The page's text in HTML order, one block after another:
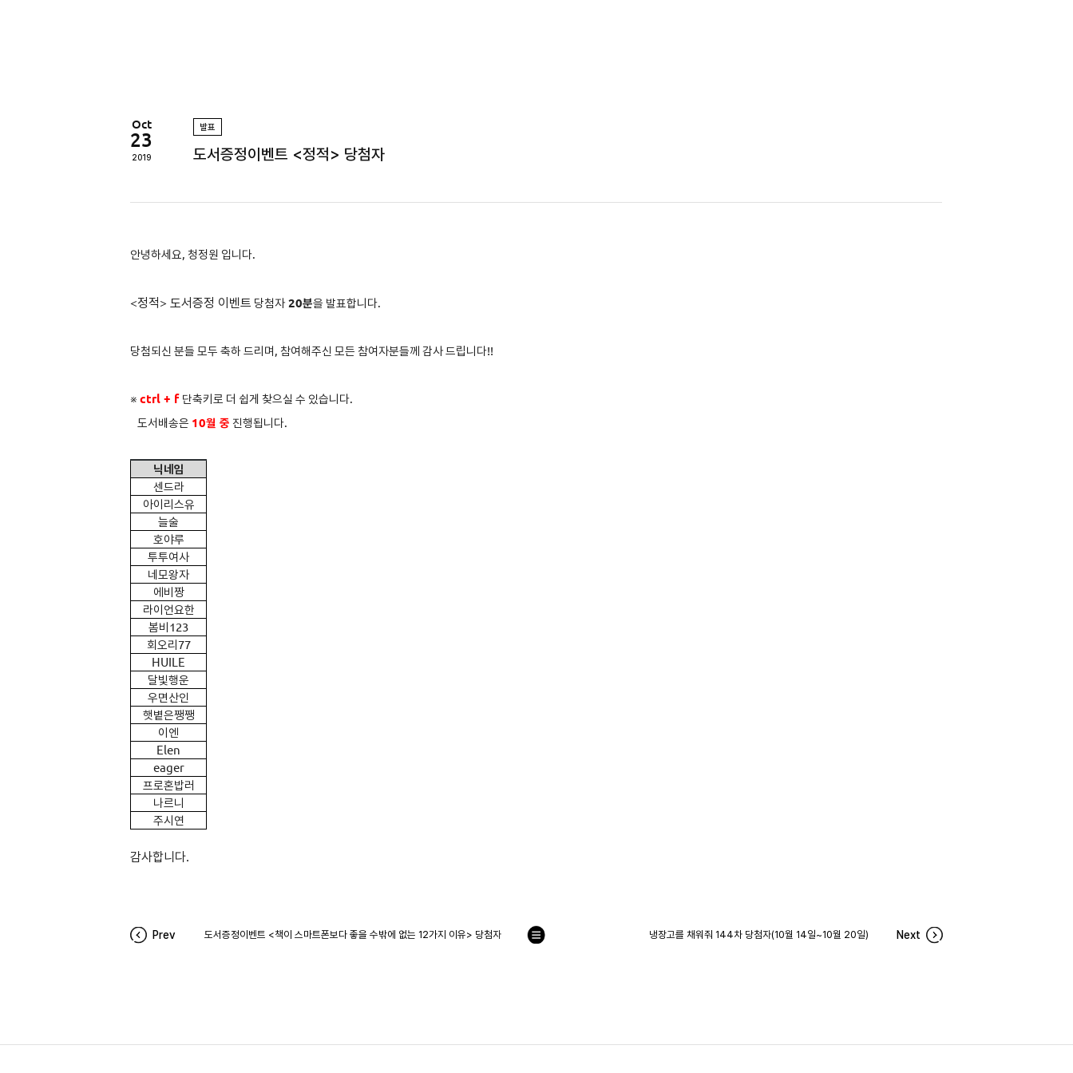
Oct
23
2019
발표
도서증정이벤트 <정적> 당첨자
안녕하세요, 청정원 입니다.
<정적> 도서증정 이벤트 당첨자 20분을 발표합니다.
당첨되신 분들 모두 축하 드리며, 참여해주신 모든 참여자분들께 감사 드립니다!!
※ctrl + f 단축키로 더 쉽게 찾으실 수 있습니다.
도서배송은 10월 중 진행됩니다.
닉네임
센드라
아이리스유
늘술
호야루
투투여사
네모왕자
에비짱
라이언요한
봄비123
회오리77
HUILE
달빛행운
우면산인
햇볕은쨍쨍
이엔
Elen
eager
프로혼밥러
나르니
주시연
감사합니다.
Prev 도서증정이벤트 <책이 스마트폰보다 좋을 수밖에 없는 12가지 이유> 당첨자 냉장고를 채워줘 144차 당첨자(10월 14일~10월 20일) Next
목